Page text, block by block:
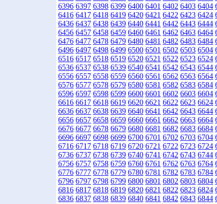
6396 6397 6398 6399 6400 6401 6402 6403 6404
6416 6417 6418 6419 6420 6421 6422 6423 6424
6436 6437 6438 6439 6440 6441 6442 6443 6444
6456 6457 6458 6459 6460 6461 6462 6463 6464
6476 6477 6478 6479 6480 6481 6482 6483 6484
6496 6497 6498 6499 6500 6501 6502 6503 6504
6516 6517 6518 6519 6520 6521 6522 6523 6524
6536 6537 6538 6539 6540 6541 6542 6543 6544
6556 6557 6558 6559 6560 6561 6562 6563 6564
6576 6577 6578 6579 6580 6581 6582 6583 6584
6596 6597 6598 6599 6600 6601 6602 6603 6604
6616 6617 6618 6619 6620 6621 6622 6623 6624
6636 6637 6638 6639 6640 6641 6642 6643 6644
6656 6657 6658 6659 6660 6661 6662 6663 6664
6676 6677 6678 6679 6680 6681 6682 6683 6684
6696 6697 6698 6699 6700 6701 6702 6703 6704
6716 6717 6718 6719 6720 6721 6722 6723 6724
6736 6737 6738 6739 6740 6741 6742 6743 6744
6756 6757 6758 6759 6760 6761 6762 6763 6764
6776 6777 6778 6779 6780 6781 6782 6783 6784
6796 6797 6798 6799 6800 6801 6802 6803 6804
6816 6817 6818 6819 6820 6821 6822 6823 6824
6836 6837 6838 6839 6840 6841 6842 6843 6844